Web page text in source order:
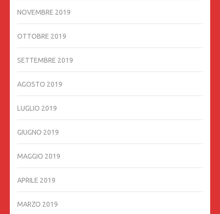
NOVEMBRE 2019
OTTOBRE 2019
SETTEMBRE 2019
AGOSTO 2019
LUGLIO 2019
GIUGNO 2019
MAGGIO 2019
APRILE 2019
MARZO 2019